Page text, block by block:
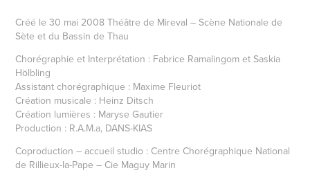
Créé le 30 mai 2008 Théâtre de Mireval – Scène Nationale de
Sète et du Bassin de Thau
Chorégraphie et Interprétation : Fabrice Ramalingom et Saskia
Hölbling
Assistant chorégraphique : Maxime Fleuriot
Création musicale : Heinz Ditsch
Création lumières : Maryse Gautier
Production : R.A.M.a, DANS-KIAS
Coproduction – accueil studio : Centre Chorégraphique National
de Rillieux-la-Pape – Cie Maguy Marin